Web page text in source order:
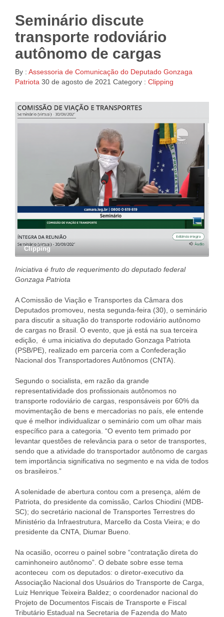
Seminário discute
transporte rodoviário
autônomo de cargas
By : Assessoria de Comunicação do Deputado Gonzaga
Patriota 30 de agosto de 2021 Category : Clipping
Clipping
Iniciativa é fruto de requerimento do deputado federal
Gonzaga Patriota
A Comissão de Viação e Transportes da Câmara dos
Deputados promoveu, nesta segunda-feira (30), o seminário
para discutir a situação do transporte rodoviário autônomo
de cargas no Brasil. O evento, que já está na sua terceira
edição, é uma iniciativa do deputado Gonzaga Patriota
(PSB/PE), realizado em parceria com a Confederação
Nacional dos Transportadores Autônomos (CNTA).
Segundo o socialista, em razão da grande
representatividade dos profissionais autônomos no
transporte rodoviário de cargas, responsáveis por 60% da
movimentação de bens e mercadorias no país, ele entende
que é melhor individualizar o seminário com um olhar mais
específico para a categoria. “O evento tem primado por
levantar questões de relevância para o setor de transportes,
sendo que a atividade do transportador autônomo de cargas
tem importância significativa no segmento e na vida de todos
os brasileiros.”
A solenidade de abertura contou com a presença, além de
Patriota, do presidente da comissão, Carlos Chiodini (MDB-
SC); do secretário nacional de Transportes Terrestres do
Ministério da Infraestrutura, Marcello da Costa Vieira; e do
presidente da CNTA, Diumar Bueno.
Na ocasião, ocorreu o painel sobre “contratação direta do
caminhoneiro autônomo”. O debate sobre esse tema
aconteceu com os deputados: o diretor-executivo da
Associação Nacional dos Usuários do Transporte de Carga,
Luiz Henrique Teixeira Baldez; o coordenador nacional do
Projeto de Documentos Fiscais de Transporte e Fiscal
Tributário Estadual na Secretaria de Fazenda do Mato